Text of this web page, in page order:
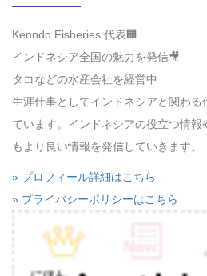
Kenndo Fisheries 代表🏢
インドネシア全国の魅力を発信🎥
タコなどの水産会社を経営中
生涯仕事としてインドネシアと関わる
ています。インドネシアの役立つ情報
もより良い情報を発信していきます。
» プロフィール詳細はこちら
» プライバシーポリシーはこちら